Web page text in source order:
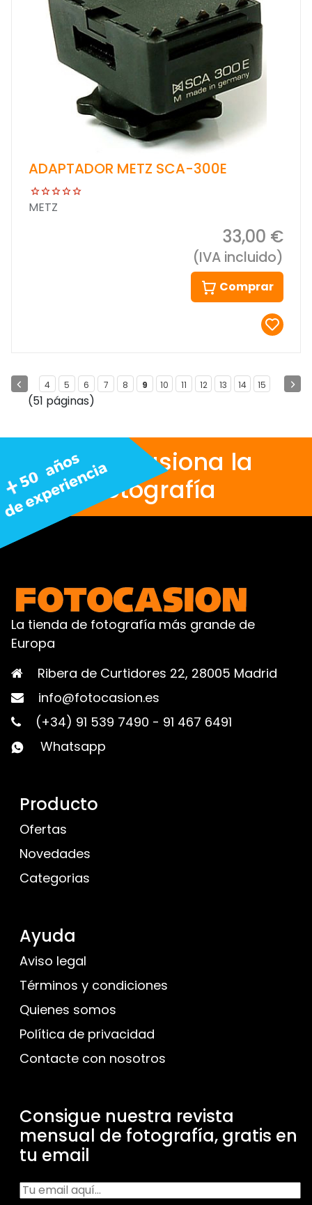
ADAPTADOR METZ SCA-300E
METZ
33,00 €
(IVA incluido)
Comprar
4 5 6 7 8 9 10 11 12 13 14 15
(51 páginas)
Nos apasiona la
fotografía
La tienda de fotografía más grande de
Europa
Ribera de Curtidores 22, 28005 Madrid
info@fotocasion.es
(+34) 91 539 7490 - 91 467 6491
Whatsapp
Producto
Ofertas
Novedades
Categorias
Ayuda
Aviso legal
Términos y condiciones
Quienes somos
Política de privacidad
Contacte con nosotros
Consigue nuestra revista
mensual de fotografía, gratis en
tu email